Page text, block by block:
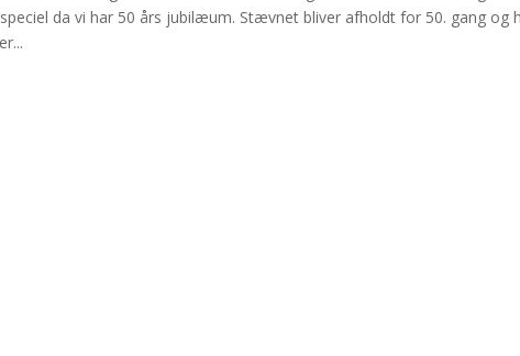
da vi har 50 års jubilæum. Stævnet bliver afholdt for 50. gang og